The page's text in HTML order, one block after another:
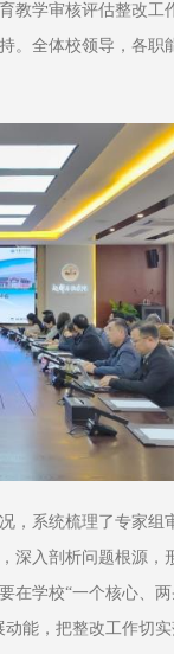
教学审核评估整改工
。全体校领导，各职
，系统梳理了专家组
深入剖析问题根源，
在学校“一个核心、
能，把整改工作切